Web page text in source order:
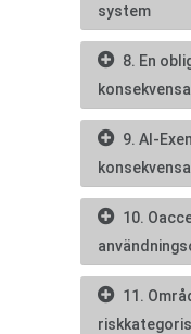
system
8. En
9. AI-
10.
11.